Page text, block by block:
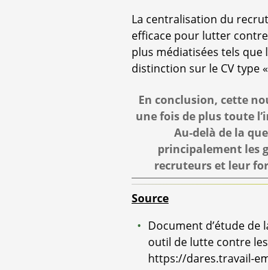
La centralisation du
efficace pour lutter
plus médiatisées tels
distinction sur le CV type
En conclusion, cette
une fois de plus toute
Au-delà de la
principalement les
recruteurs et leur
Source
Document d’étude de
outil de lutte contre
https://dares.travail-